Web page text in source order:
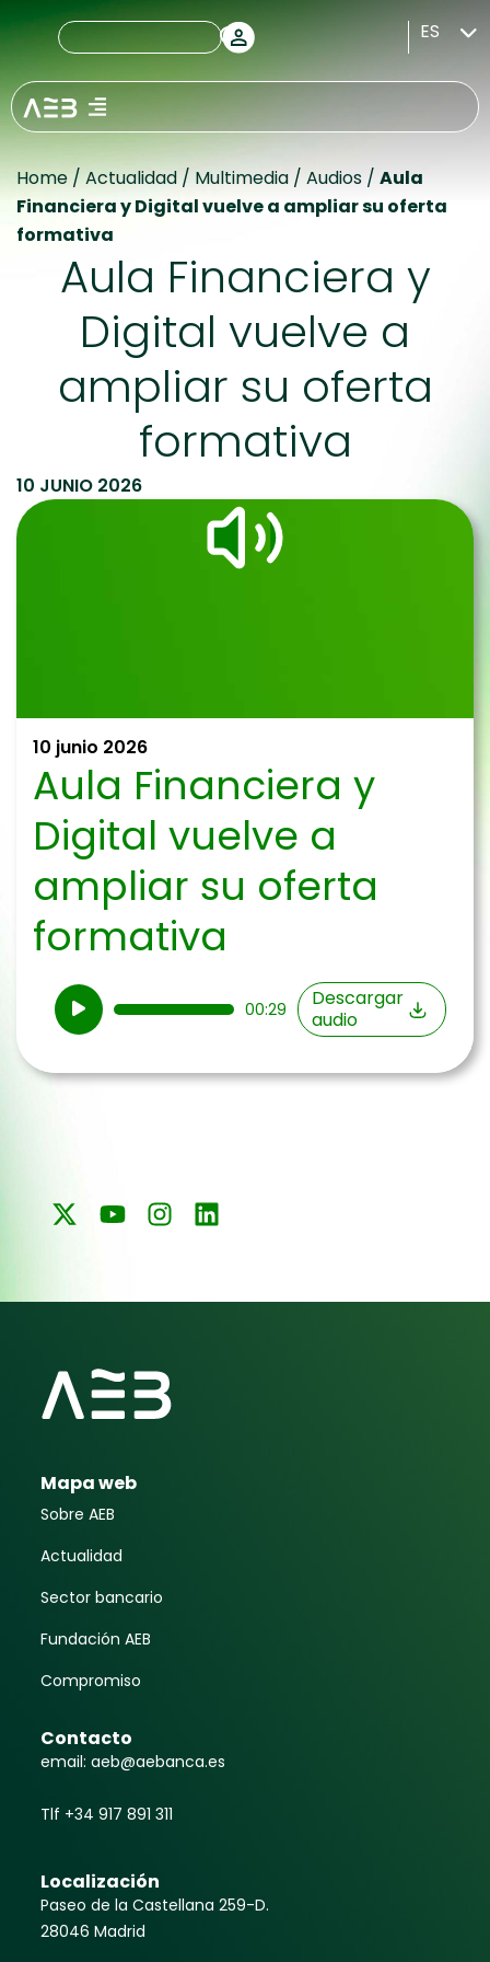
ES
Home / Actualidad / Multimedia / Audios / Aula
Financiera y Digital vuelve a ampliar su oferta
formativa
Aula Financiera y
Digital vuelve a
ampliar su oferta
formativa
10 JUNIO 2026
10 junio 2026
Aula Financiera y
Digital vuelve a
ampliar su oferta
formativa
Reproductor
de
00:29
Descargar
audio
Mapa web
Sobre AEB
Actualidad
Sector bancario
Fundación AEB
Compromiso
Contacto
email: aeb@aebanca.es
Tlf +34 917 891 311
Localización
Paseo de la Castellana 259-D.
28046 Madrid